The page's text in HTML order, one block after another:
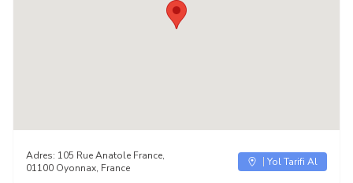
Adres: 105 Rue Anatole France,
01100 Oyonnax, France
Yol Tarifi Al